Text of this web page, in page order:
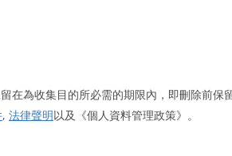
為收集目的所必需的期限內，即刪除前保
, 法律聲明以及《個人資料管理政策》。